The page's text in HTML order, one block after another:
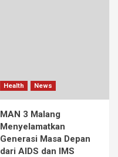
Health News
MAN 3 Malang
Menyelamatkan
Generasi Masa Depan
dari AIDS dan IMS